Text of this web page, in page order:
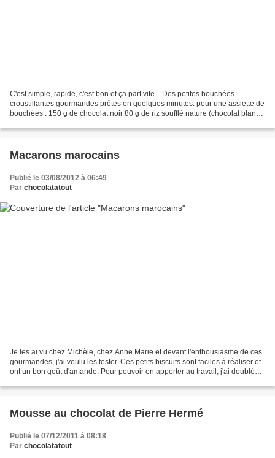
C'est simple, rapide, c'est bon et ça part vite... Des petites bouchées
croustillantes gourmandes prêtes en quelques minutes. pour une assiette de
bouchées : 150 g de chocolat noir 80 g de riz soufflé nature (chocolat blanc
Macarons marocains
Publié le 03/08/2012 à 06:49
Par chocolatatout
Je les ai vu chez Michèle, chez Anne Marie et devant l'enthousiasme de ces
gourmandes, j'ai voulu les tester. Ces petits biscuits sont faciles à réaliser et
ont un bon goût d'amande. Pour pouvoir en apporter au travail, j'ai doublé
Mousse au chocolat de Pierre Hermé
Publié le 07/12/2011 à 08:18
Par chocolatatout